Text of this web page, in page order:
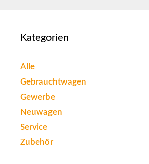
Kategorien
Alle
Gebrauchtwagen
Gewerbe
Neuwagen
Service
Zubehör